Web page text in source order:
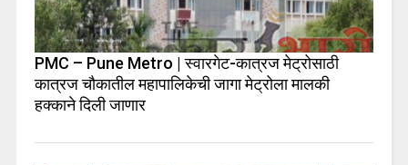
PMC – Pune Metro | स्वारगेट-कात्रज मेट्रोसाठी
कात्रज चौकातील महापालिकेची जागा मेट्रोला मालकी
हक्काने दिली जाणार